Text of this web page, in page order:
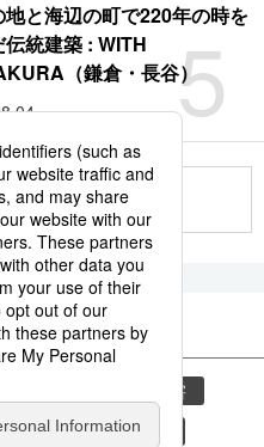
5
地と海辺の町で220年の時を
統建築 : WITH
（鎌倉・長谷）
る
災害
少子化